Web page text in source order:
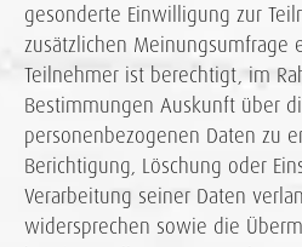
gesonderte Einwilligung zur
zusätzlichen Meinungsumfrage
Teilnehmer ist berechtigt, im
Bestimmungen Auskunft über
personenbezogenen Daten zu
Berichtigung, Löschung oder
Verarbeitung seiner Daten
widersprechen sowie die